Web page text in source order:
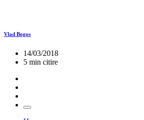
Vlad Bogos
14/03/2018
5 min citire